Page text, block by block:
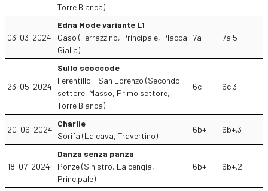
Torre Bianca)
03-03-2024
Edna Mode variante L1
Caso (Terrazzino, Principale, Placca
Gialla)
7a 7a.5
23-05-2024
Sullo scoccode
Ferentillo - San Lorenzo (Secondo
settore, Masso, Primo settore,
Torre Bianca)
6c 6c.3
20-06-2024
Charlie
Sorifa (La cava, Travertino)
6b+ 6b+.3
18-07-2024
Danza senza panza
Ponze (Sinistro, La cengia,
Principale)
6b+ 6b+.2